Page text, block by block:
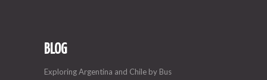
BLOG
Exploring Argentina and Chile by Bus